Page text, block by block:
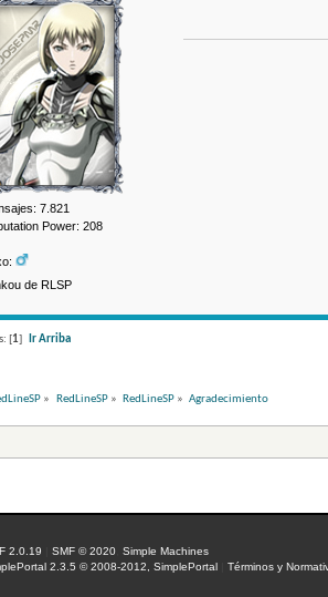
7.821
Power: 208
de RLSP
[1]
Ir Arriba
» RedLineSP» RedLineSP » Agradecimiento
2.0.19 |SMF © 2020 ,Simple Machines
2.3.5 © 2008-2012, SimplePortal
|Términos y